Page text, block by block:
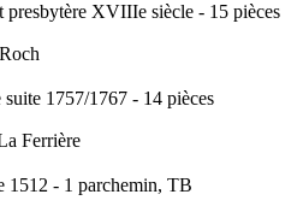
XVIIIe siècle - 15 pièces
1757/1767 - 14 pièces
Ferrière
1512 - 1 parchemin, TB